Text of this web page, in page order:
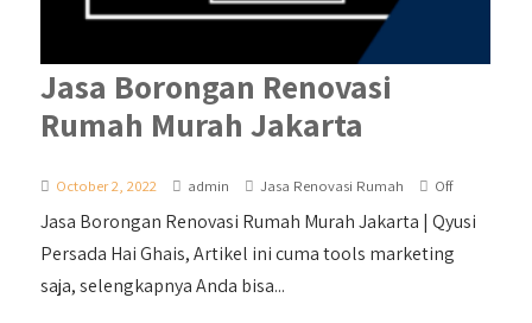
Jasa Borongan Renovasi
Rumah Murah Jakarta
October 2, 2022 admin Jasa Renovasi Rumah Off
Jasa Borongan Renovasi Rumah Murah Jakarta | Qyusi
Persada Hai Ghais, Artikel ini cuma tools marketing
saja, selengkapnya Anda bisa...